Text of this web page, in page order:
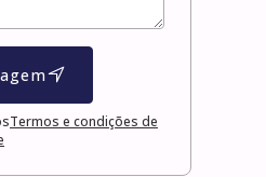
Termos e condições de